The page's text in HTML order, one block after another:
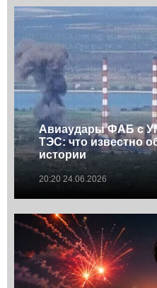
Авиаудары ФАБ с
ТЭС: что известно
истории
20:20 24.06.2026